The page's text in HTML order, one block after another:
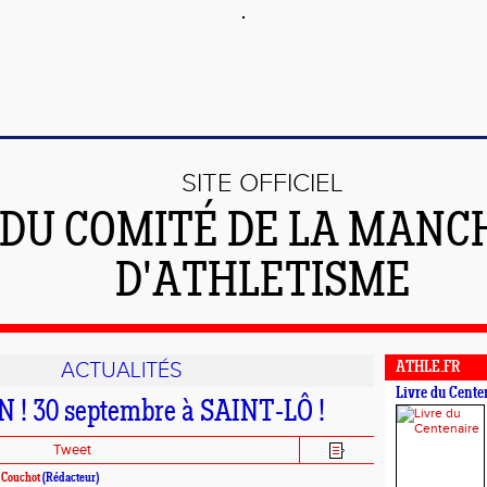
SITE OFFICIEL
DU COMITÉ DE LA
D'ATHLETISME
ACTUALITÉS
! 30 septembre à SAINT-LÔ !
Tweet
(Rédacteur)
ATHLE.FR
Livre du